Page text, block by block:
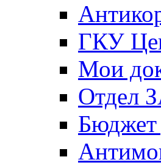
ГКУ
Мои
Отдел
Бюджет